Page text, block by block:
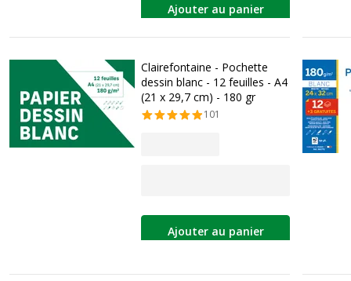
Ajouter au panier
Clairefontaine - Pochette
dessin blanc - 12 feuilles - A4
(21 x 29,7 cm) - 180 gr
101
Ajouter au panier